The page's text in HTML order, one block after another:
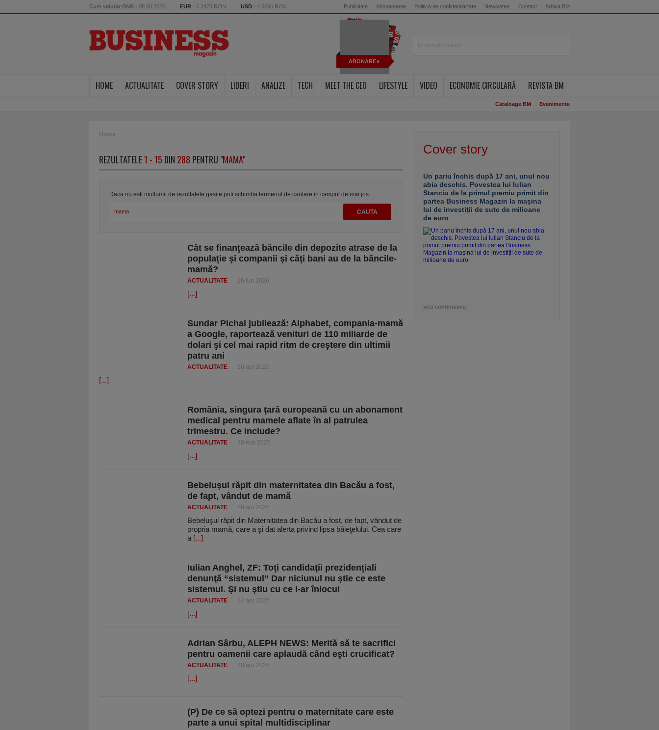
Curs valutar BNR - 08.08.2026 EUR - 5.2473 RON USD - 4.5595 RON Publicitate Abonamente Politica de confidentialitate Newsletter Contact Arhiva BM
ABONARE
HOME ACTUALITATE COVER STORY LIDERI ANALIZE TECH MEET THE CEO LIFESTYLE VIDEO ECONOMIE CIRCULARĂ REVISTA BM
Cataloage BM Evenimente
Home
REZULTATELE1 - 15 DIN 288 PENTRU "MAMA"
Daca nu esti multumit de rezultatele gasite poti schimba termenul de cautare in campul de mai jos:
Cât se finanţează băncile din depozite atrase de la
populaţie şi companii şi câţi bani au de la băncile-
mamă?
ACTUALITATE 26 iun 2026
[...]
Sundar Pichai jubilează: Alphabet, compania-mamă
a Google, raportează venituri de 110 miliarde de
dolari şi cel mai rapid ritm de creştere din ultimii
patru ani
ACTUALITATE 30 apr 2026
[...]
România, singura ţară europeană cu un abonament
medical pentru mamele aflate în al patrulea
trimestru. Ce include?
ACTUALITATE 30 mai 2025
[...]
Bebeluşul răpit din maternitatea din Bacău a fost,
de fapt, vândut de mamă
ACTUALITATE 28 apr 2025
Bebeluşul răpit din Maternitatea din Bacău a fost, de fapt, vândut de
propria mamă, care a şi dat alerta privind lipsa băieţelului. Cea care
a [...]
Iulian Anghel, ZF: Toţi candidaţii prezidenţiali
denunţă “sistemul” Dar niciunul nu ştie ce este
sistemul. Şi nu ştiu cu ce l-ar înlocui
ACTUALITATE 24 apr 2025
[...]
Adrian Sârbu, ALEPH NEWS: Merită să te sacrifici
pentru oamenii care aplaudă când eşti crucificat?
ACTUALITATE 20 apr 2025
[...]
(P) De ce să optezi pentru o maternitate care este
parte a unui spital multidisciplinar
Cover story
Un pariu închis după 17 ani, unul nou
abia deschis. Povestea lui Iulian
Stanciu de la primul premiu primit din
partea Business Magazin la maşina
lui de investiţii de sute de milioane
de euro
vezi continuarea